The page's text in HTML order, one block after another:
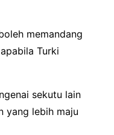
memandang
Turki
sekutu lain
yang lebih maju